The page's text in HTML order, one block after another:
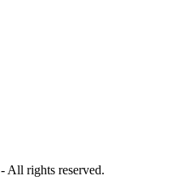
- All rights reserved.